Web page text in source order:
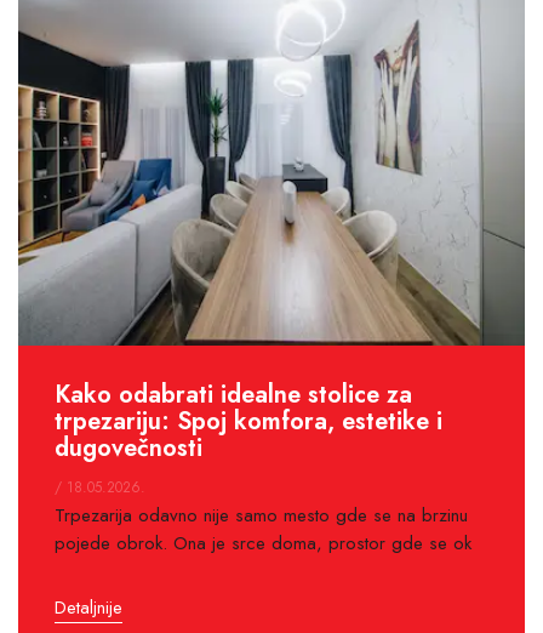
Kako odabrati idealne stolice za
trpezariju: Spoj komfora, estetike i
dugovečnosti
/ 18.05.2026.
Trpezarija odavno nije samo mesto gde se na brzinu
pojede obrok. Ona je srce doma, prostor gde se ok
Detaljnije